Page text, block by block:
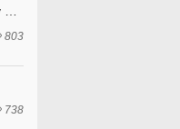
803
738